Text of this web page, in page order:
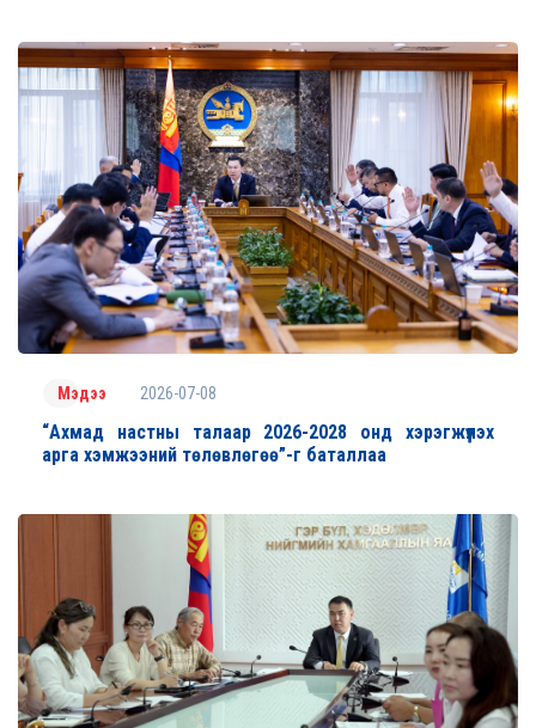
Мэдээ 2026-07-08
“Ахмад настны талаар 2026-2028 онд хэрэгжүүлэх
арга хэмжээний төлөвлөгөө”-г баталлаа